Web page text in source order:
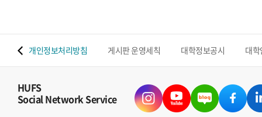
개인정보처리방침 게시판 운영세칙 대학정보공시 대
HUFS
Social Network Service